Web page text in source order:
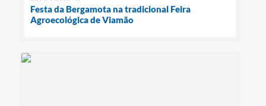
Festa da Bergamota na tradicional Feira
Agroecológica de Viamão